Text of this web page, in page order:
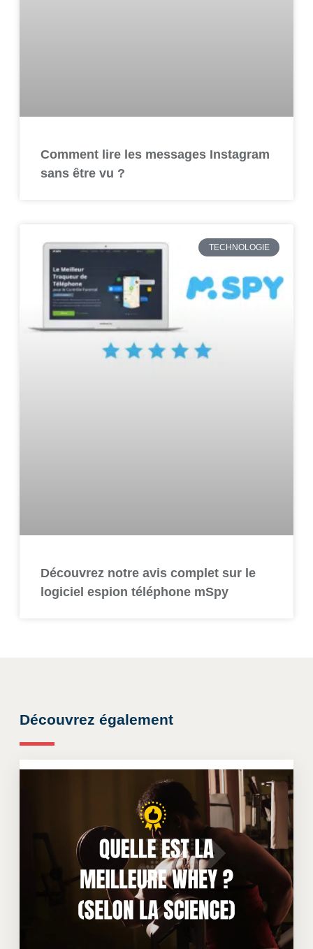
Comment lire les messages Instagram
sans être vu ?
TECHNOLOGIE
Découvrez notre avis complet sur le
logiciel espion téléphone mSpy
Découvrez également